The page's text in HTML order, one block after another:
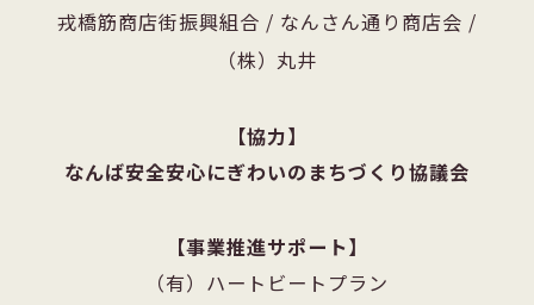
戎橋筋商店街振興組合 / なんさん通り商店会 /
（株）丸井
協力
なんば安全安心にぎわいのまちづくり協議会
事業推進サポート
（有）ハートビートプラン